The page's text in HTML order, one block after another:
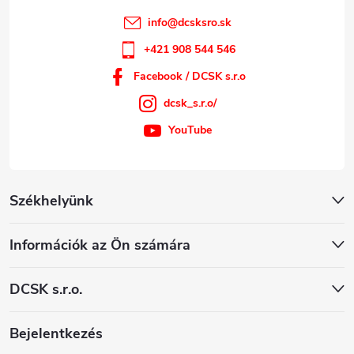
Székhelyünk
Információk az Ön számára
DCSK s.r.o.
info@dcsksro.sk
+421 908 544 546
Facebook / DCSK s.r.o
dcsk_s.r.o/
YouTube
Bejelentkezés